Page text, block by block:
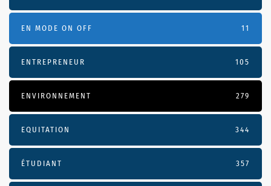
EN MODE ON OFF 11
ENTREPRENEUR 105
ENVIRONNEMENT 279
EQUITATION 344
ÉTUDIANT 357